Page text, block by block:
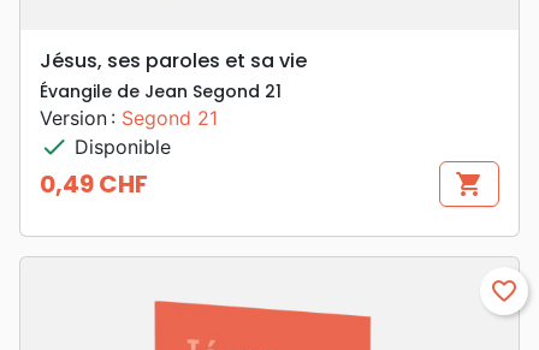
Jésus, ses paroles et sa vie
Évangile de Jean Segond 21
Version : Segond 21
check Disponible
Prix
0,49 CHF shopping_cart
favorite_border